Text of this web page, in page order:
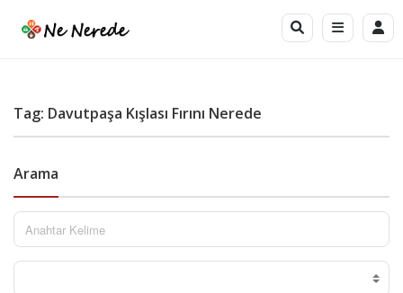
Tag: Davutpaşa Kışlası Fırını Nerede
Arama